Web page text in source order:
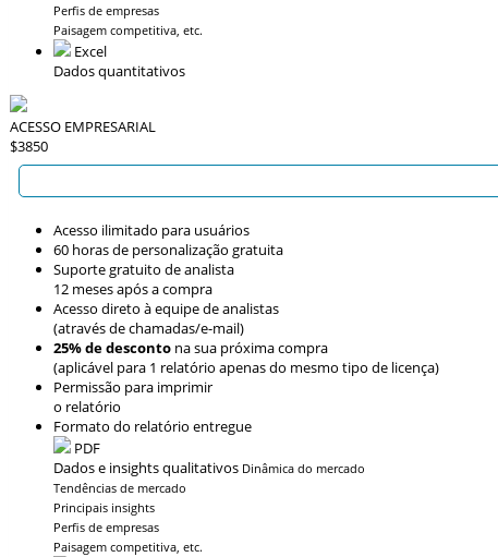
Perfis de empresas
Paisagem competitiva, etc.
Excel
Dados quantitativos
ACESSO EMPRESARIAL
$3850
Acesso ilimitado para usuários
60 horas de personalização gratuita
Suporte gratuito de analista
12 meses após a compra
Acesso direto à equipe de analistas
(através de chamadas/e-mail)
25% de desconto na sua próxima compra
(aplicável para 1 relatório apenas do mesmo tipo de licença)
Permissão para imprimir
o relatório
Formato do relatório entregue
PDF
Dados e insights qualitativos Dinâmica do mercado
Tendências de mercado
Principais insights
Perfis de empresas
Paisagem competitiva, etc.